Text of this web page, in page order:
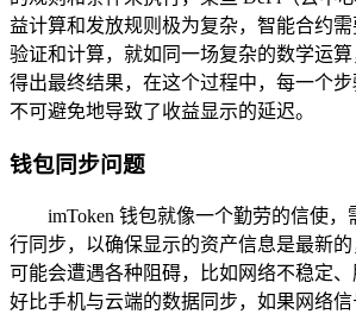
益计算和发放规则极为复杂，智能合约
验证和计算，就如同一场复杂的数学运
得出最终结果，在这个过程中，每一个
不可避免地导致了收益显示的延迟。
钱包同步问题
imToken 钱包就像一个勤劳的信使
行同步，以确保显示的资产信息是最新的
可能会遭遇各种阻碍，比如网络不稳定
好比手机与云端的数据同步，如果网络